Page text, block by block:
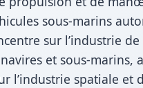
sous-marins
sur l’industrie
et sous-
l’industrie spatiale et